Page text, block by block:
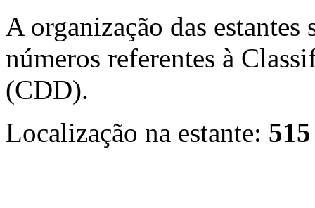
A organização das estantes
números referentes à
(CDD).
Localização na estante: